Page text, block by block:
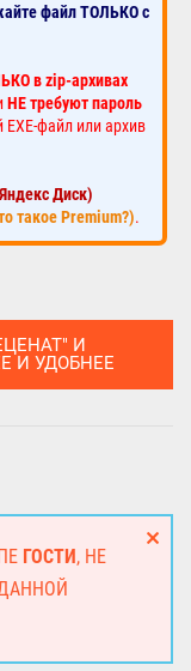
файл ТОЛЬКО с
в zip-архивах
НЕ требуют пароль
EXE-файл или архив
Диск)
такое Premium?).
И
И УДОБНЕЕ
ГОСТИ, НЕ